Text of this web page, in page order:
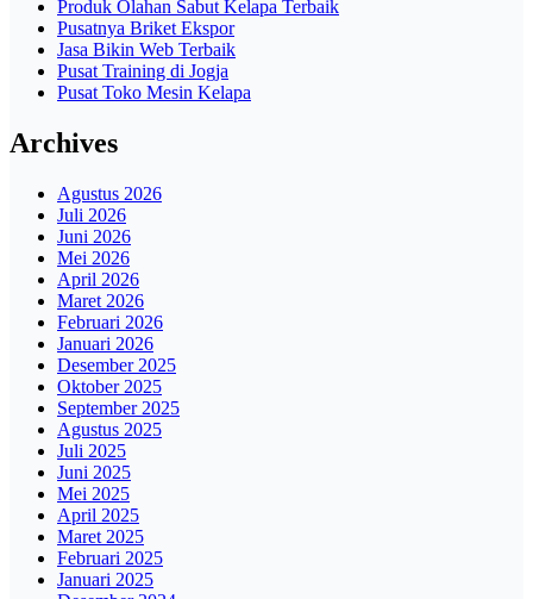
Produk Olahan Sabut Kelapa Terbaik
Pusatnya Briket Ekspor
Jasa Bikin Web Terbaik
Pusat Training di Jogja
Pusat Toko Mesin Kelapa
Archives
Agustus 2026
Juli 2026
Juni 2026
Mei 2026
April 2026
Maret 2026
Februari 2026
Januari 2026
Desember 2025
Oktober 2025
September 2025
Agustus 2025
Juli 2025
Juni 2025
Mei 2025
April 2025
Maret 2025
Februari 2025
Januari 2025